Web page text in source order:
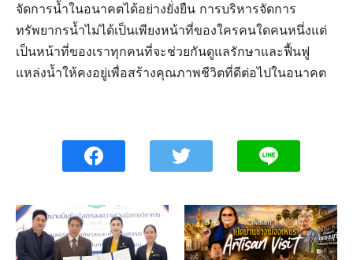
จัดการน้ำในอนาคต​ได้อย่างยั่งยื​น การบริหารจัดการ
ทรัพยากรน้ำไม่ได้เป็นเพียงหน้าที่ของใครคนใดคนหนึ่งแต่
เป็นหน้าที่ของเราทุกคนที่จะช่วยกันดูแลรักษาและฟื้นฟู
แหล่งน้ำให้คงอยู่เพื่อสร้างคุณภาพชีวิตที่ดีต่อไปในอนาคต